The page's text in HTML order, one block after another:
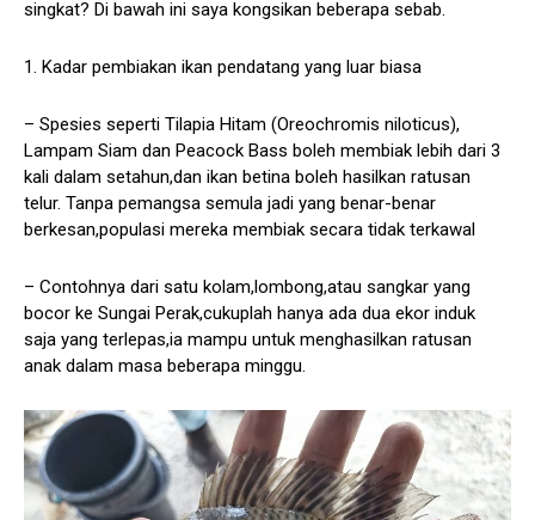
singkat? Di bawah ini saya kongsikan beberapa sebab.
1. Kadar pembiakan ikan pendatang yang luar biasa
– Spesies seperti Tilapia Hitam (Oreochromis niloticus),
Lampam Siam dan Peacock Bass boleh membiak lebih dari 3
kali dalam setahun,dan ikan betina boleh hasilkan ratusan
telur. Tanpa pemangsa semula jadi yang benar-benar
berkesan,populasi mereka membiak secara tidak terkawal
– Contohnya dari satu kolam,lombong,atau sangkar yang
bocor ke Sungai Perak,cukuplah hanya ada dua ekor induk
saja yang terlepas,ia mampu untuk menghasilkan ratusan
anak dalam masa beberapa minggu.